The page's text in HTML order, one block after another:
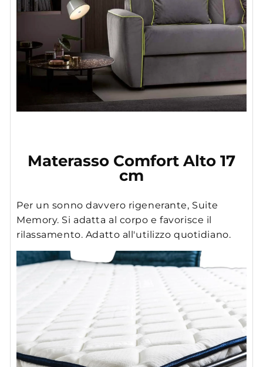
Materasso Comfort Alto 17
cm
Per un sonno davvero rigenerante, Suite
Memory. Si adatta al corpo e favorisce il
rilassamento. Adatto all'utilizzo quotidiano.